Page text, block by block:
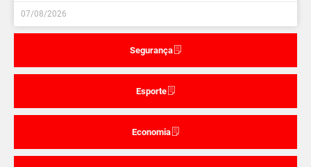
Segurança
Esporte
Economia
07/08/2026